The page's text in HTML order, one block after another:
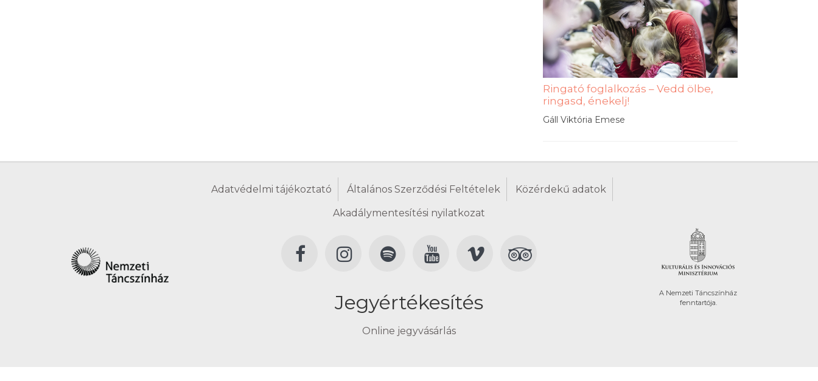
Ringató foglalkozás – Vedd ölbe,
ringasd, énekelj!
Gáll Viktória Emese
Adatvédelmi tájékoztató Általános Szerződési Feltételek Közérdekű adatok
Akadálymentesítési nyilatkozat
Jegyértékesítés
Online jegyvásárlás
A Nemzeti Táncszínház
fenntartója.